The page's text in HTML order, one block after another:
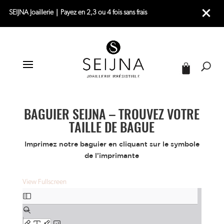
SEIJNA Joaillerie｜Payez en 2,3 ou 4 fois sans frais
BAGUIER SEIJNA – TROUVEZ VOTRE
TAILLE DE BAGUE
Imprimez notre baguier en cliquant sur le symbole
de l’imprimante
View Fullscreen
Aller
au
contenu